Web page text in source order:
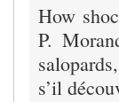
How
P.
s’il